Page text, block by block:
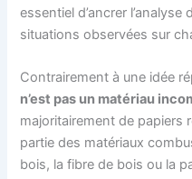
essentiel d’ancrer
situations observées sur
Contrairement à une idée
n’est pas un matériau
majoritairement de papiers
partie des matériaux
bois, la fibre de bois ou la